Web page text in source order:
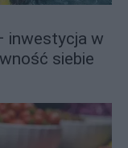
inwestycja w
siebie